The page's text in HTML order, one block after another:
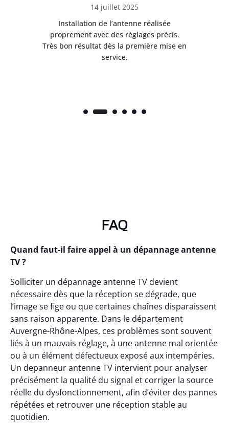
14 juillet 2025
Installation de l’antenne réalisée
proprement avec des réglages précis.
Très bon résultat dès la première mise en
service.
FAQ
Quand faut-il faire appel à un dépannage antenne
TV ?
Solliciter un dépannage antenne TV devient
nécessaire dès que la réception se dégrade, que
l’image se fige ou que certaines chaînes disparaissent
sans raison apparente. Dans le département
Auvergne-Rhône-Alpes, ces problèmes sont souvent
liés à un mauvais réglage, à une antenne mal orientée
ou à un élément défectueux exposé aux intempéries.
Un depanneur antenne TV intervient pour analyser
précisément la qualité du signal et corriger la source
réelle du dysfonctionnement, afin d’éviter des pannes
répétées et retrouver une réception stable au
quotidien.